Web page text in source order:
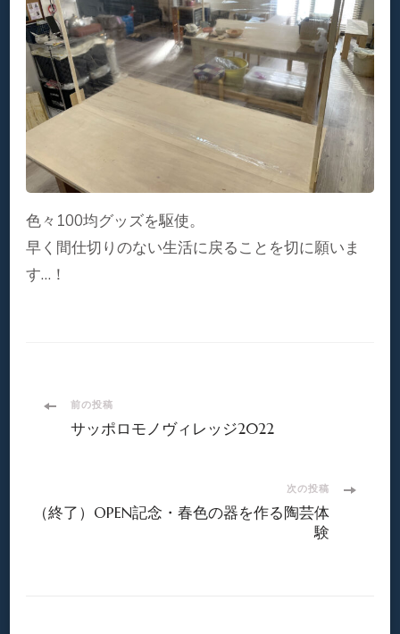
色々100均グッズを駆使。
早く間仕切りのない生活に戻ることを切に願いま
す…！
投
ナ
前の投稿
サッポロモノヴィレッジ2022
次の投稿
（終了）OPEN記念・春色の器を作る陶芸体
験